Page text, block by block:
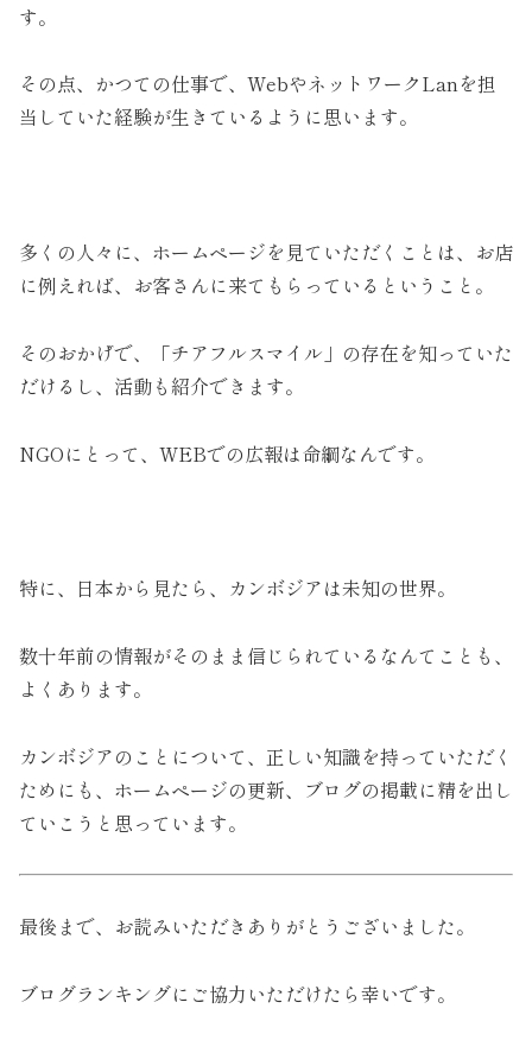
す。
その点、かつての仕事で、WebやネットワークLanを担
当していた経験が生きているように思います。
多くの人々に、ホームページを見ていただくことは、お店
に例えれば、お客さんに来てもらっているということ。
そのおかげで、「チアフルスマイル」の存在を知っていた
だけるし、活動も紹介できます。
NGOにとって、WEBでの広報は命綱なんです。
特に、日本から見たら、カンボジアは未知の世界。
数十年前の情報がそのまま信じられているなんてことも、
よくあります。
カンボジアのことについて、正しい知識を持っていただく
ためにも、ホームページの更新、ブログの掲載に精を出し
ていこうと思っています。
最後まで、お読みいただきありがとうございました。
ブログランキングにご協力いただけたら幸いです。